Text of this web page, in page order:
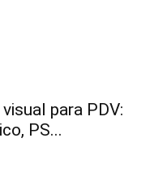
para PDV:
PS...